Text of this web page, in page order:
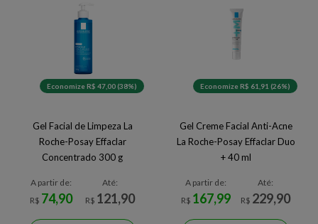
Economize R$ 47,00 (38%)
Gel Facial de Limpeza La
Roche-Posay Effaclar
Concentrado 300 g
A partir de:
R$ 74,90
Até:
R$ 121,90
Economize R$ 61,91 (26%)
Gel Creme Facial Anti-Acne
La Roche-Posay Effaclar Duo
+ 40 ml
A partir de:
R$ 167,99
Até:
R$ 229,90